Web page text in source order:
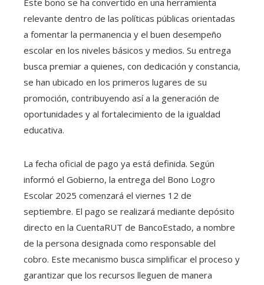
relevante dentro de las políticas públicas orientadas
a fomentar la permanencia y el buen desempeño
escolar en los niveles básicos y medios. Su entrega
busca premiar a quienes, con dedicación y constancia,
se han ubicado en los primeros lugares de su
promoción, contribuyendo así a la generación de
oportunidades y al fortalecimiento de la igualdad
educativa.
La fecha oficial de pago ya está definida. Según
informó el Gobierno, la entrega del Bono Logro
Escolar 2025 comenzará el viernes 12 de
septiembre. El pago se realizará mediante depósito
directo en la CuentaRUT de BancoEstado, a nombre
de la persona designada como responsable del
cobro. Este mecanismo busca simplificar el proceso y
garantizar que los recursos lleguen de manera